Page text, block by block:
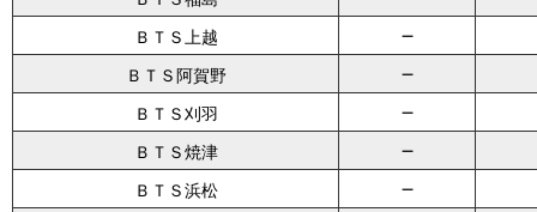
ＢＴＳ上越 －
ＢＴＳ阿賀野 －
ＢＴＳ刈羽 －
ＢＴＳ焼津 －
ＢＴＳ浜松 －